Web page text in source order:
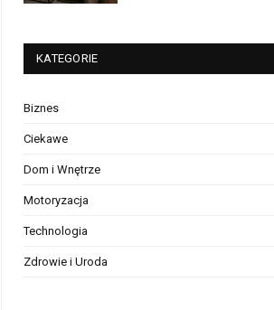
KATEGORIE
Biznes
Ciekawe
Dom i Wnętrze
Motoryzacja
Technologia
Zdrowie i Uroda